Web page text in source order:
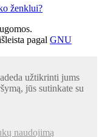
ženklui?
pagal GNU
užtikrinti jums
jūs sutinkate su
naudojimą